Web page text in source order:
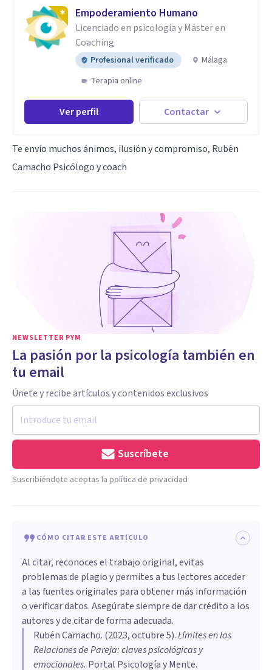
Empoderamiento Humano
Licenciado en psicología y Máster en
Coaching
Profesional verificado
Málaga
Terapia online
Ver perfil Contactar
Te envío muchos ánimos, ilusión y compromiso, Rubén
Camacho Psicólogo y coach
NEWSLETTER PYM
La pasión por la psicología también en
tu email
Únete y recibe artículos y contenidos exclusivos
Suscríbete
Suscribiéndote aceptas la política de privacidad
CÓMO CITAR ESTE ARTÍCULO
Al citar, reconoces el trabajo original, evitas
problemas de plagio y permites a tus lectores acceder
a las fuentes originales para obtener más información
o verificar datos. Asegúrate siempre de dar crédito a los
autores y de citar de forma adecuada.
Rubén Camacho. (2023, octubre 5).Límites en las
Relaciones de Pareja: claves psicológicas y
emocionales. Portal Psicología y Mente.